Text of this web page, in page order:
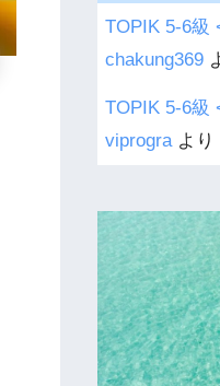
TOPIK 5-6級
chakung369
TOPIK 5-6級
viprograより